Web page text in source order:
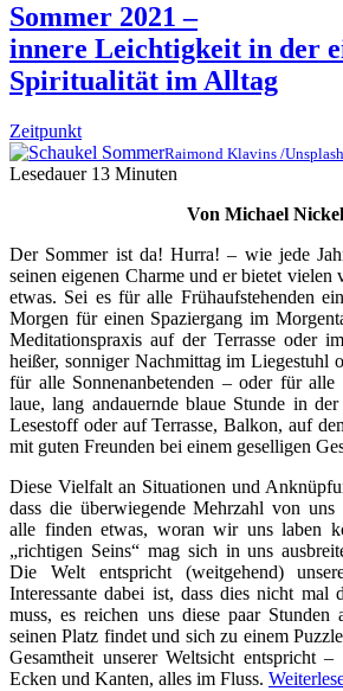
Sommer 2021 –
innere Leichtigkeit in der
Spiritualität im Alltag
Zeitpunkt
Raimond Klavins /
Lesedauer 13 Minuten
Von Michael Nickel
Der Sommer ist da! Hurra! – wie jede
seinen eigenen Charme und er bietet vielen
etwas. Sei es für alle Frühaufstehenden
Morgen für einen Spaziergang im
Meditationspraxis auf der Terrasse oder
heißer, sonniger Nachmittag im Liegestuhl
für alle Sonnenanbetenden – oder für alle
laue, lang andauernde blaue Stunde in
Lesestoff oder auf Terrasse, Balkon, auf
mit guten Freunden bei einem geselligen
Diese Vielfalt an Situationen und
dass die überwiegende Mehrzahl von
alle finden etwas, woran wir uns laben
„richtigen Seins“ mag sich in uns
Die Welt entspricht (weitgehend)
Interessante dabei ist, dass dies nicht mal
muss, es reichen uns diese paar
seinen Platz findet und sich zu einem
Gesamtheit unserer Weltsicht entspricht
Ecken und Kanten, alles im Fluss.